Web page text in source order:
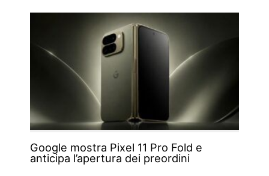
Google mostra Pixel 11 Pro Fold e
anticipa l’apertura dei preordini